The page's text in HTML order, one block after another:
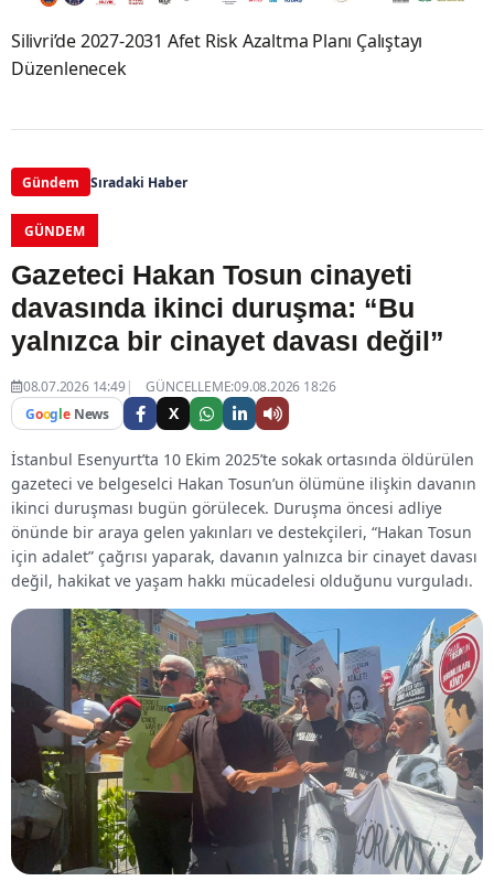
Silivri’de 2027-2031 Afet Risk Azaltma Planı Çalıştayı
Düzenlenecek
Gündem Sıradaki Haber
GÜNDEM
Gazeteci Hakan Tosun cinayeti
davasında ikinci duruşma: “Bu
yalnızca bir cinayet davası değil”
08.07.2026 14:49
GÜNCELLEME:09.08.2026 18:26
Google News X
İstanbul Esenyurt’ta 10 Ekim 2025’te sokak ortasında öldürülen
gazeteci ve belgeselci Hakan Tosun’un ölümüne ilişkin davanın
ikinci duruşması bugün görülecek. Duruşma öncesi adliye
önünde bir araya gelen yakınları ve destekçileri, “Hakan Tosun
için adalet” çağrısı yaparak, davanın yalnızca bir cinayet davası
değil, hakikat ve yaşam hakkı mücadelesi olduğunu vurguladı.